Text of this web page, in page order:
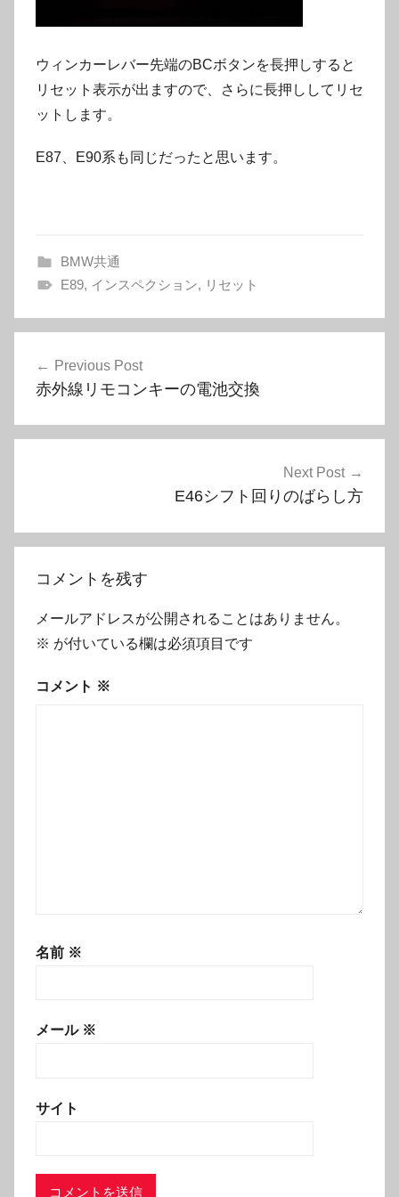
ウィンカーレバー先端のBCボタンを長押しすると
リセット表示が出ますので、さらに長押ししてリセ
ットします。
E87、E90系も同じだったと思います。
BMW共通
E89, インスペクション, リセット
ビ
シ
Previous Post
赤外線リモコンキーの電池交換
Next Post
E46シフト回りのばらし方
コメントを残す
メールアドレスが公開されることはありません。
※ が付いている欄は必須項目です
コメント ※
名前 ※
メール ※
サイト